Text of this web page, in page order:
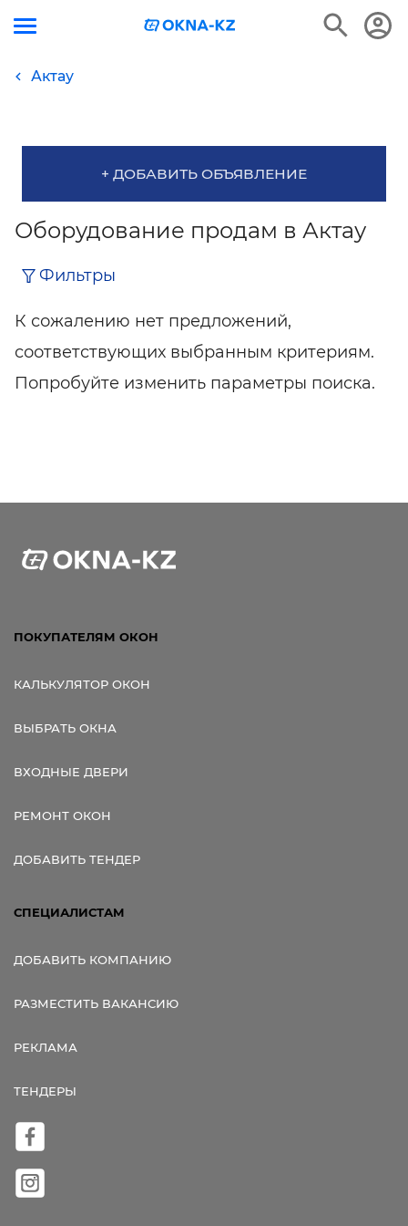
Актау
+ ДОБАВИТЬ ОБЪЯВЛЕНИЕ
Оборудование продам в Актау
Фильтры
К сожалению нет предложений,
соответствующих выбранным критериям.
Попробуйте изменить параметры поиска.
ПОКУПАТЕЛЯМ ОКОН
КАЛЬКУЛЯТОР ОКОН
ВЫБРАТЬ ОКНА
ВХОДНЫЕ ДВЕРИ
РЕМОНТ ОКОН
ДОБАВИТЬ ТЕНДЕР
СПЕЦИАЛИСТАМ
ДОБАВИТЬ КОМПАНИЮ
РАЗМЕСТИТЬ ВАКАНСИЮ
РЕКЛАМА
ТЕНДЕРЫ